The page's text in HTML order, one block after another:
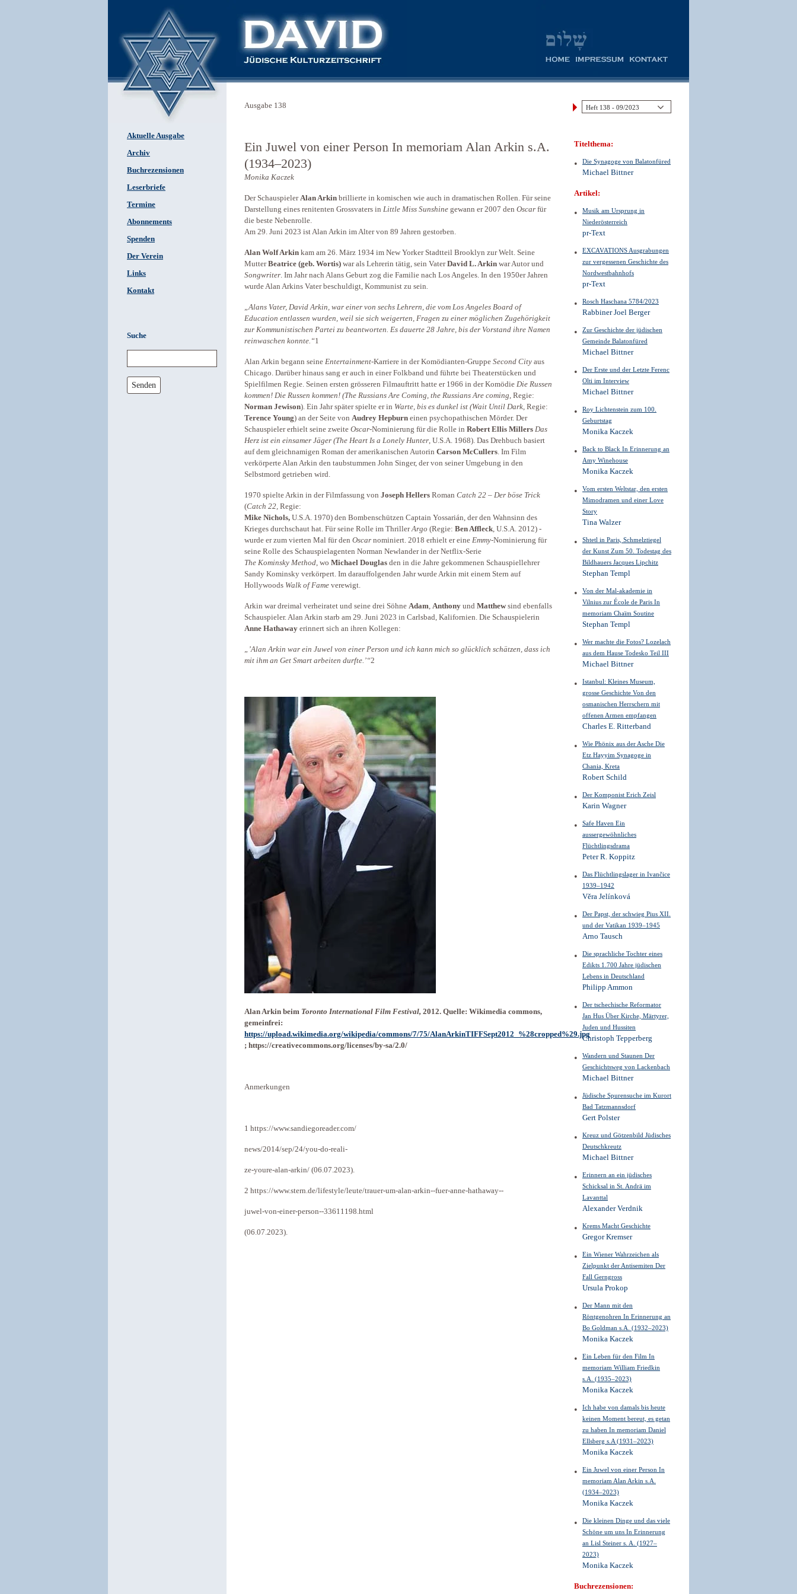
Aktuelle Ausgabe
Archiv
Buchrezensionen
Leserbriefe
Termine
Abonnements
Spenden
Der Verein
Links
Kontakt
Suche
Senden
Ausgabe 138
Ein Juwel von einer Person In memoriam Alan Arkin s.A.
(1934–2023)
Monika Kaczek
Der SchauspielerAlan Arkin brillierte in komischen wie auch in dramatischen Rollen. Für seine
Darstellung eines renitenten Grossvaters in Little Miss Sunshine gewann er 2007 den Oscar für
die beste Nebenrolle.
Am 29. Juni 2023 ist Alan Arkin im Alter von 89 Jahren gestorben.
Alan Wolf Arkin kam am 26. März 1934 im New Yorker Stadtteil Brooklyn zur Welt. Seine
MutterBeatrice (geb. Wortis) war als Lehrerin tätig, sein VaterDavid L. Arkin war Autor und
Songwriter. Im Jahr nach Alans Geburt zog die ­Familie nach Los Angeles. In den 1950er Jahren
wurde Alan Arkins Vater beschuldigt, Kommunist zu sein.
„Alans Vater, David Arkin, war einer von sechs Lehrern, die vom Los Angeles Board of
Education entlassen wurden, weil sie sich weigerten, Fragen zu einer möglichen Zugehörigkeit
zur Kommunistischen Partei zu beantworten. Es dauerte 28 Jahre, bis der Vorstand ihre Namen
reinwaschen konnte.“1
Alan Arkin begann seine Entertainment-Karriere in der Komödianten-Gruppe Second City aus
Chicago. Darüber hinaus sang er auch in einer Folkband und führte bei Theaterstücken und
Spielfilmen Regie. Seinen ersten grösseren Film­auftritt hatte er 1966 in der Komödie Die Russen
kommen! Die Russen kommen! (The Russians Are Coming, the Russians Are coming, Regie:
Norman Jewison). Ein Jahr später spielte er in Warte, bis es dunkel ist (Wait Until Dark, Regie:
Terence Young) an der Seite von Audrey Hepburn einen psychopathischen Mörder. Der
Schauspieler erhielt seine zweite Oscar-Nominierung für die Rolle in Robert Ellis Millers Das
Herz ist ein einsamer Jäger (The Heart Is a Lonely Hunter, U.S.A. 1968). Das Drehbuch basiert
auf dem gleichnamigen Roman der amerikanischen Autorin Carson McCullers. Im Film
verkörperte Alan Arkin den taubstummen John Singer, der von seiner Umgebung in den
Selbstmord getrieben wird.
1970 spielte Arkin in der Filmfassung von Joseph Hellers Roman Catch 22 – Der böse Trick
(Catch 22, Regie:
Mike ­Nichols, U.S.A. 1970) den Bombenschützen Captain Yossarián, der den Wahnsinn des
Krieges durchschaut hat. Für seine Rolle im ThrillerArgo (Regie: Ben Affleck, U.S.A. 2012) ­
wurde er zum vierten Mal für den Oscar nominiert. 2018 erhielt er eine Emmy-Nominierung für
seine Rolle des Schauspiel­agenten Norman Newlander in der Netflix-Serie
The ­Kominsky Method, wo ­ Michael Douglas den in die Jahre gekommenen Schauspiellehrer
Sandy Kominsky verkörpert. Im darauffolgenden Jahr wurde Arkin mit einem Stern auf
Hollywoods Walk of Fame verewigt.
Arkin war dreimal verheiratet und seine drei Söhne Adam, Anthony und ­ Matthewsind ebenfalls
Schauspieler. Alan Arkin starb am 29. Juni 2023 in Carlsbad, Kalifornien. Die Schauspielerin
Anne Hathaway erinnert sich an ihren Kollegen:
„’Alan Arkin war ein Juwel von einer Person und ich kann mich so glücklich schätzen, dass ich
mit ihm an Get Smart arbeiten durfte.’“2
Alan Arkin beim Toronto International Film Festival, 2012. Quelle: Wikimedia commons,
gemeinfrei:
https://upload.wikimedia.org/wikipedia/commons/7/75/AlanArkinTIFFSept2012_%28cropped%29.jpg
; https://creativecommons.org/licenses/by-sa/2.0/
Anmerkungen
1 https://www.sandiegoreader.com/
news/2014/sep/24/you-do-reali-
ze-youre-alan-arkin/ (06.07.2023).
2 https://www.stern.de/lifestyle/leute/trauer-um-alan-arkin--fuer-anne-hathaway--
juwel-von-einer-person--33611198.html
(06.07.2023).
Titelthema:
Die Synagoge von Balatonfüred
Michael Bittner
Artikel:
Musik am Ursprung in
Niederösterreich
pr-Text
EXCAVATIONS Ausgrabungen
zur vergessenen Geschichte des
Nordwestbahnhofs
pr-Text
Rosch Haschana 5784/2023
Rabbiner Joel Berger
Zur Geschichte der jüdischen
Gemeinde Balatonfüred
Michael Bittner
Der Erste und der Letzte Ferenc
Olti im Interview
Michael Bittner
Roy Lichtenstein zum 100.
Geburtstag
Monika Kaczek
Back to Black In Erinnerung an
Amy Winehouse
Monika Kaczek
Vom ersten Weltstar, den ersten
Mimodramen und einer Love
Story
Tina Walzer
Shtetl in Paris, Schmelztiegel
der Kunst Zum 50. Todestag des
Bildhauers Jacques Lipchitz
Stephan Templ
Von der Mal-akademie in
Vilnius zur École de Paris In
memoriam Chaïm Soutine
Stephan Templ
Wer machte die Fotos? Lozelach
aus dem Hause Todesko Teil III
Michael Bittner
Istanbul: Kleines Museum,
grosse Geschichte Von den
osmanischen Herrschern mit
offenen Armen empfangen
Charles E. Ritterband
Wie Phönix aus der Asche Die
Etz Hayyim Synagoge in
Chania, Kreta
Robert Schild
Der Komponist Erich Zeisl
Karin Wagner
Safe Haven Ein
aussergewöhnliches
Flüchtlingsdrama
Peter R. Koppitz
Das Flüchtlingslager in Ivančice
1939–1942
Věra Jelínková
Der Papst, der schwieg Pius XII.
und der Vatikan 1939–1945
Arno Tausch
Die sprachliche Tochter eines
Edikts 1.700 Jahre jüdischen
Lebens in Deutschland
Philipp Ammon
Der tschechische Reformator
Jan Hus Über Kirche, Märtyrer,
Juden und Hussiten
Christoph Tepperberg
Wandern und Staunen Der
Geschichtsweg von Lackenbach
Michael Bittner
Jüdische Spurensuche im Kurort
Bad Tatzmannsdorf
Gert Polster
Kreuz und Götzenbild Jüdisches
Deutschkreutz
Michael Bittner
Erinnern an ein jüdisches
Schicksal in St. Andrä im
Lavanttal
Alexander Verdnik
Krems Macht Geschichte
Gregor Kremser
Ein Wiener Wahrzeichen als
Zielpunkt der Antisemiten Der
Fall Gerngross
Ursula Prokop
Der Mann mit den
Röntgenohren In Erinnerung an
Bo Goldman s.A. (1932–2023)
Monika Kaczek
Ein Leben für den Film In
memoriam William Friedkin
s.A. (1935–2023)
Monika Kaczek
Ich habe von damals bis heute
keinen Moment bereut, es getan
zu haben In memoriam Daniel
Ellsberg s.A (1931–2023)
Monika Kaczek
Ein Juwel von einer Person In
memoriam Alan Arkin s.A.
(1934–2023)
Monika Kaczek
Die kleinen Dinge und das viele
Schöne um uns In Erinnerung
an Lisl Steiner s. A. (1927–
2023)
Monika Kaczek
Buchrezensionen: